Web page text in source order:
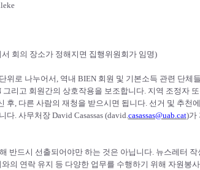
회의 장소가 정해지면 집행위원회가 임명)
위로 나누어서, 역내 BIEN 회원 및 기본소득 관련 단체
리고 회원간의 상호작용을 보조합니다. 지역 조정자
후, 다른 사람의 재청을 받으시면 됩니다. 선거 및 추천
다. 사무처장 David Casassas (david.casassas@uab.cat)가
반드시 선출되어야만 하는 것은 아닙니다. 뉴스레터
의 연락 유지 등 다양한 업무를 수행하기 위해 자원봉